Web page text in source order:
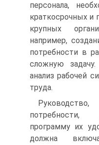
персонала,
краткосрочных и
крупных
например,
потребности в
сложную
анализ рабочей
труда.
потребности,
программу их
должна